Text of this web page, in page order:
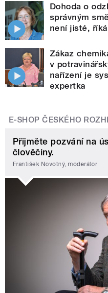
Dohoda o
správným
není jisté,
Zákaz
v
nařízení je
expertka
E-SHOP ČESKÉHO
Přijměte pozvání na
člověčiny.
František Novotný, moderátor